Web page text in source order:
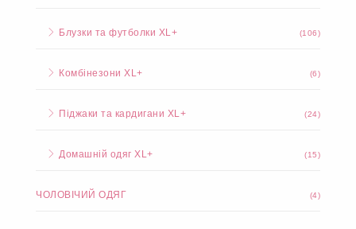
Блузки та футболки XL+ (106)
Комбінезони XL+ (6)
Піджаки та кардигани XL+ (24)
Домашній одяг XL+ (15)
ЧОЛОВІЧИЙ ОДЯГ (4)